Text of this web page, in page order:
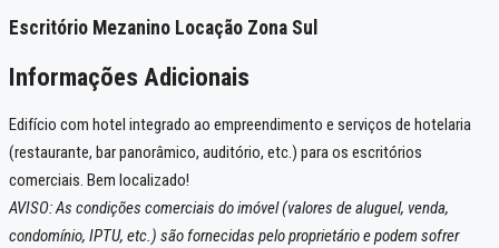
Escritório Mezanino Locação Zona Sul
Informações Adicionais
Edifício com hotel integrado ao empreendimento e serviços de hotelaria
(restaurante, bar panorâmico, auditório, etc.) para os escritórios
comerciais. Bem localizado!
AVISO: As condições comerciais do imóvel (valores de aluguel, venda,
condomínio, IPTU, etc.) são fornecidas pelo proprietário e podem sofrer